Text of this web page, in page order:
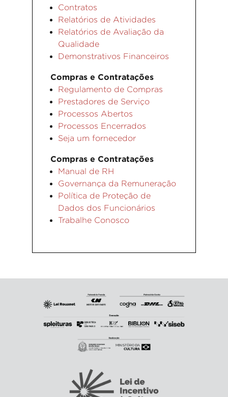
Contratos
Relatórios de Atividades
Relatórios de Avaliação da
Qualidade
Demonstrativos Financeiros
Compras e Contratações
Regulamento de Compras
Prestadores de Serviço
Processos Abertos
Processos Encerrados
Seja um fornecedor
Compras e Contratações
Manual de RH
Governança da Remuneração
Política de Proteção de
Dados dos Funcionários
Trabalhe Conosco